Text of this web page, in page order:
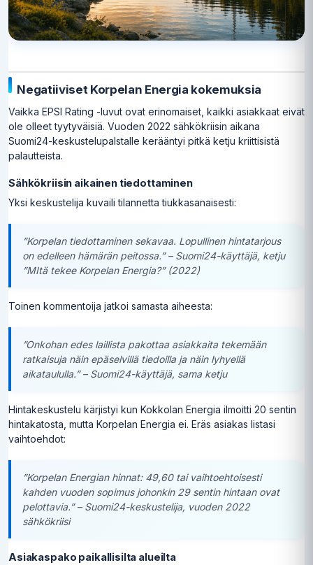
Negatiiviset Korpelan Energia kokemuksia
Vaikka EPSI Rating -luvut ovat erinomaiset, kaikki asiakkaat eivät
ole olleet tyytyväisiä. Vuoden 2022 sähkökriisin aikana
Suomi24-keskustelupalstalle kerääntyi pitkä ketju kriittisistä
palautteista.
Sähkökriisin aikainen tiedottaminen
Yksi keskustelija kuvaili tilannetta tiukkasanaisesti:
”Korpelan tiedottaminen sekavaa. Lopullinen hintatarjous
on edelleen hämärän peitossa.” – Suomi24-käyttäjä, ketju
”MItä tekee Korpelan Energia?” (2022)
Toinen kommentoija jatkoi samasta aiheesta:
”Onkohan edes laillista pakottaa asiakkaita tekemään
ratkaisuja näin epäselvillä tiedoilla ja näin lyhyellä
aikataululla.” – Suomi24-käyttäjä, sama ketju
Hintakeskustelu kärjistyi kun Kokkolan Energia ilmoitti 20 sentin
hintakatosta, mutta Korpelan Energia ei. Eräs asiakas listasi
vaihtoehdot:
”Korpelan Energian hinnat: 49,60 tai vaihtoehtoisesti
kahden vuoden sopimus johonkin 29 sentin hintaan ovat
pelottavia.” – Suomi24-keskustelija, vuoden 2022
sähkökriisi
Asiakaspako paikallisilta alueilta